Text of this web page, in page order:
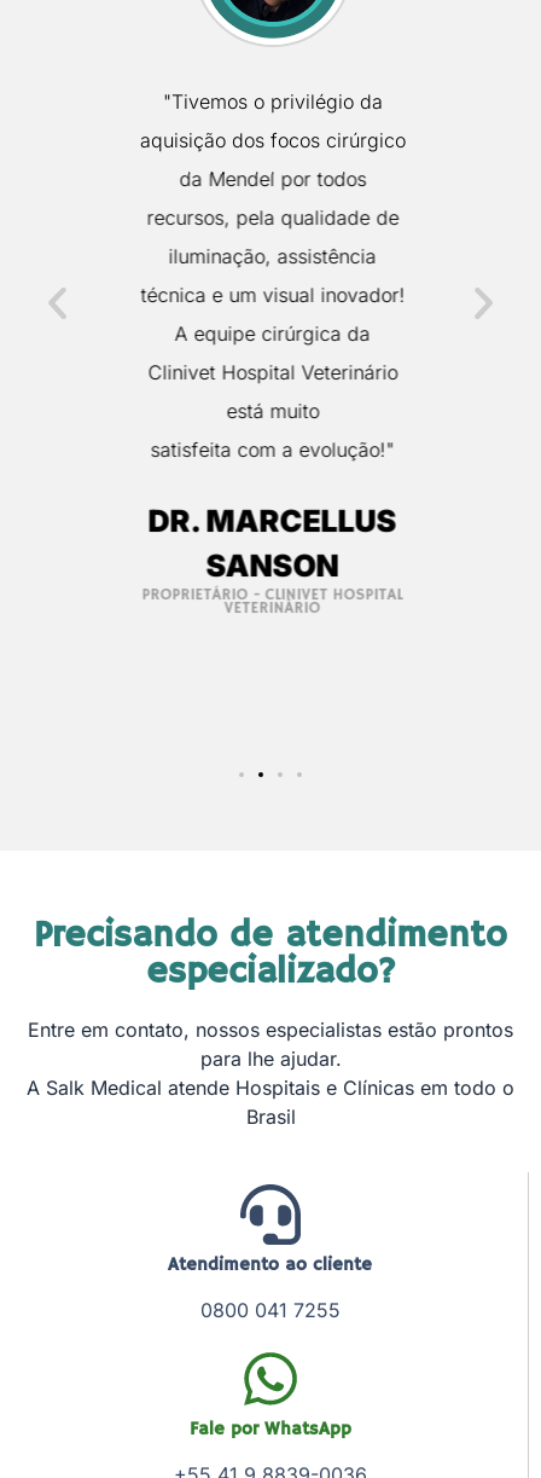
"Tivemos o privilégio da
aquisição dos focos cirúrgico
da Mendel por todos
recursos, pela qualidade de
iluminação, assistência
técnica e um visual inovador!
A equipe cirúrgica da
Clinivet Hospital Veterinário
está muito
satisfeita com a evolução!"
DR. MARCELLUS
SANSON
PROPRIETÁRIO - CLINIVET HOSPITAL
VETERINÁRIO
Precisando de atendimento
especializado?
Entre em contato, nossos especialistas estão prontos
para lhe ajudar.
A Salk Medical atende Hospitais e Clínicas em todo o
Brasil
Atendimento ao cliente
0800 041 7255
Fale por WhatsApp